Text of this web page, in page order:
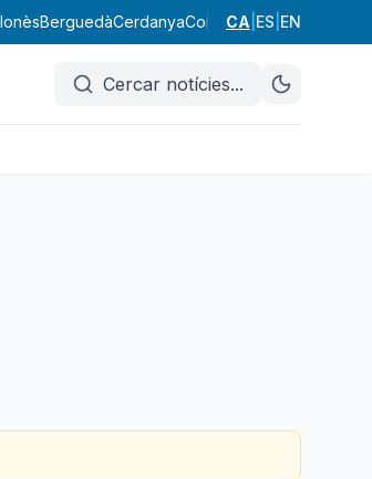
BerguedàCerdanyaConca de Barberà
CA ES EN
Cercar notícies...